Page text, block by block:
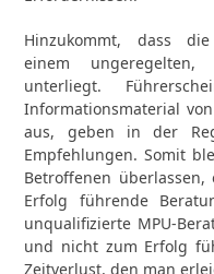
Hinzukommt, dass die
einem ungeregelten,
unterliegt.
Informationsmaterial
aus, geben in der
Empfehlungen. Somit
Betroffenen
Erfolg führende
unqualifizierte MPU-
und nicht zum Erfolg
Zeitverlust, den man